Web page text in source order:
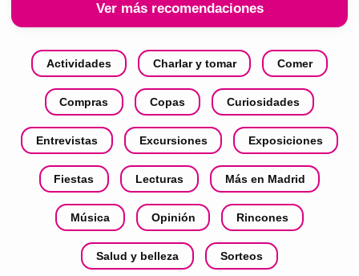
Ver más recomendaciones
Actividades Charlar y tomar Comer
Compras Copas Curiosidades
Entrevistas Excursiones Exposiciones
Fiestas Lecturas Más en Madrid
Música Opinión Rincones
Salud y belleza Sorteos